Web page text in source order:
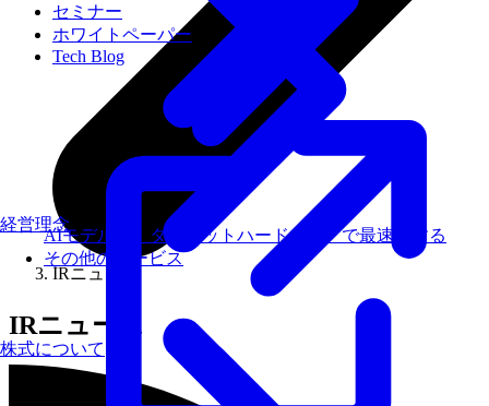
セミナー
ホワイトペーパー
Tech Blog
経営理念
AIモデルを、ターゲットハードウェアで最速にする
その他のサービス
株式について
IRニュース
IRニュース